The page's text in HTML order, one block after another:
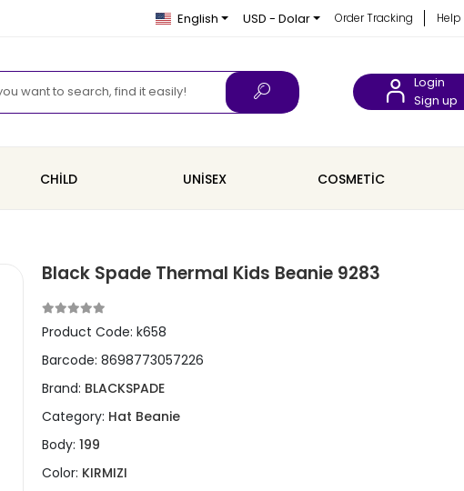
English USD - Dolar Order Tracking Help
Login
Sign up
CHİLD UNİSEX COSMETİC
Black Spade Thermal Kids Beanie 9283
Product Code:k658
Barcode:8698773057226
Brand: BLACKSPADE
Category: Hat Beanie
Body:199
Color: KIRMIZI